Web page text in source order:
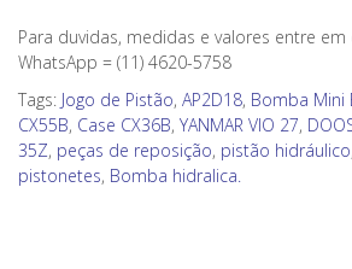
Para duvidas, medidas e valores entre
WhatsApp = (11) 4620-5758
Tags: Jogo de Pistão, AP2D18, Bomba Mini
CX55B, Case CX36B, YANMAR VIO 27,
35Z, peças de reposição, pistão hidráulico
pistonetes, Bomba hidralica.